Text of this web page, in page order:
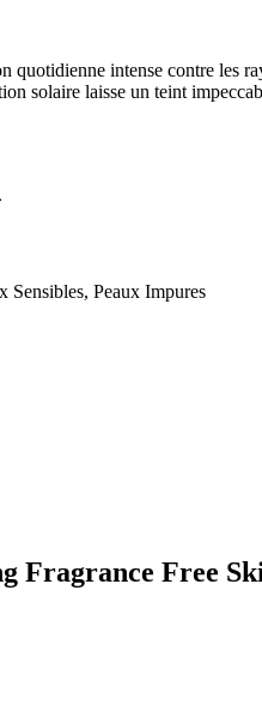
quotidienne intense contre les
solaire laisse un teint
Sensibles, Peaux Impures
Free